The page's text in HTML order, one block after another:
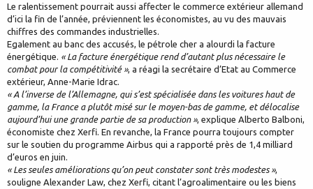
Le ralentissement pourrait aussi affecter le commerce extérieur allemand
d’ici la fin de l’année, préviennent les économistes, au vu des mauvais
chiffres des commandes industrielles.
Egalement au banc des accusés, le pétrole cher a alourdi la facture
énergétique. « La facture énergétique rend d’autant plus nécessaire le
combat pour la compétitivité », a réagi la secrétaire d’Etat au Commerce
extérieur, Anne-Marie Idrac.
« A l’inverse de l’Allemagne, qui s’est spécialisée dans les voitures haut de
gamme, la France a plutôt misé sur le moyen-bas de gamme, et délocalise
aujourd’hui une grande partie de sa production », explique Alberto Balboni,
économiste chez Xerfi. En revanche, la France pourra toujours compter
sur le soutien du programme Airbus qui a rapporté près de 1,4 milliard
d’euros en juin.
« Les seules améliorations qu’on peut constater sont très modestes »,
souligne Alexander Law, chez Xerfi, citant l’agroalimentaire ou les biens